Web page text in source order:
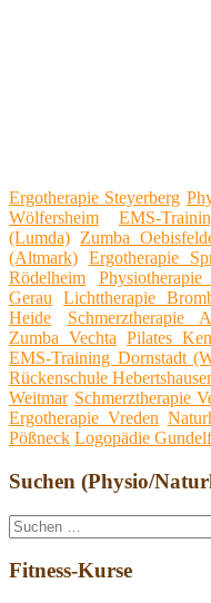
Ergotherapie Steyerberg
Wölfersheim
EMS-
(Lumda) Zumba
(Altmark) Ergotherapie
Rödelheim
Gerau
Lichttherapie
Heide
Schmerztherapie
Zumba Vechta
Pilates
EMS-Training Dornstadt
Rückenschule
Weitmar Schmerztherapie
Ergotherapie Vreden
Pößneck Logopädie
Suchen (Physio/
Suche
nach:
Fitness-Kurse